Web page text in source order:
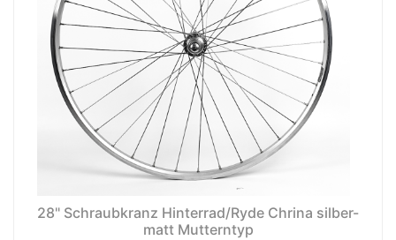
28" Schraubkranz Hinterrad/Ryde Chrina silber-
matt Mutterntyp